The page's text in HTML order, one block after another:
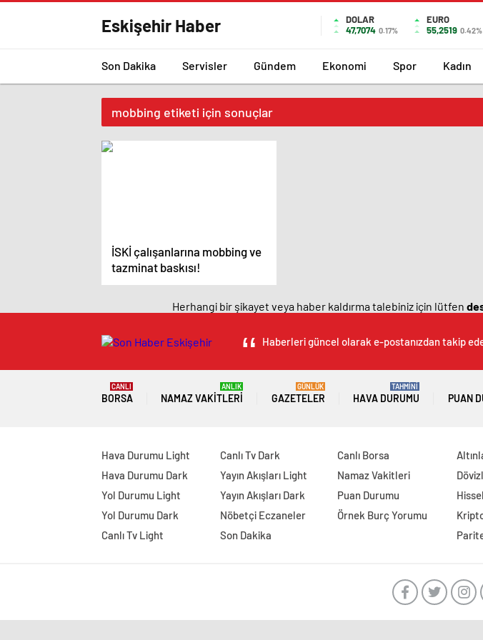
Eskişehir Haber
DOLAR
47,7074 0.17%
EURO
55,2519 0.42%
Son Dakika Servisler Gündem Ekonomi Spor Kadın
mobbing etiketi için sonuçlar
İSKİ çalışanlarına mobbing ve
tazminat baskısı!
Herhangi bir şikayet veya haber kaldırma talebiniz için lütfen
Haberleri güncel olarak e-postanızdan takip
BORSA
CANLI
NAMAZ VAKITLERI
ANLIK
GAZETELER
GÜNLÜK
HAVA DURUMU
TAHMİNİ
PUAN
Hava Durumu Light
Hava Durumu Dark
Yol Durumu Light
Yol Durumu Dark
Canlı Tv Light
Canlı Tv Dark
Yayın Akışları Light
Yayın Akışları Dark
Nöbetçi Eczaneler
Son Dakika
Canlı Borsa
Namaz Vakitleri
Puan Durumu
Örnek Burç Yorumu